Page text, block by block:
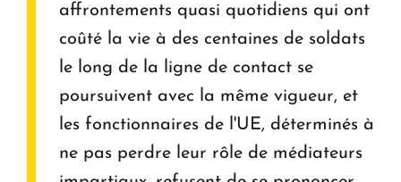
affrontements quasi quotidiens qui ont
coûté la vie à des centaines de soldats
le long de la ligne de contact se
poursuivent avec la même vigueur, et
les fonctionnaires de l'UE, déterminés à
ne pas perdre leur rôle de médiateurs